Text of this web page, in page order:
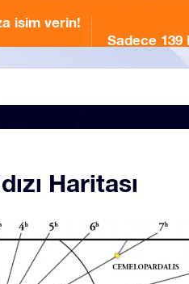
isim verin!
Sadece 139
Haritası